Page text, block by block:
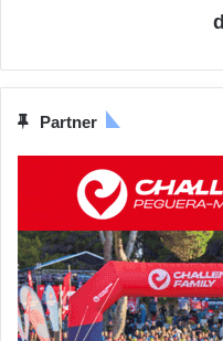
Partner